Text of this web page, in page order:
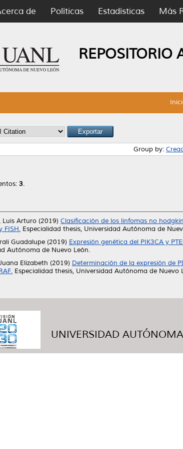
de Políticas Estadísticas Más
REPOSITORIO
Group by:
3.
Luis Arturo (2019) Clasificación de los linfomas no
FISH. Especialidad thesis, Universidad Autónoma de
Guadalupe (2019) Expresión genética del PIK3CA y
Autónoma de Nuevo León.
Elizabeth (2019) Determinación de la expresión de
Especialidad thesis, Universidad Autónoma de Nuevo
UNIVERSIDAD